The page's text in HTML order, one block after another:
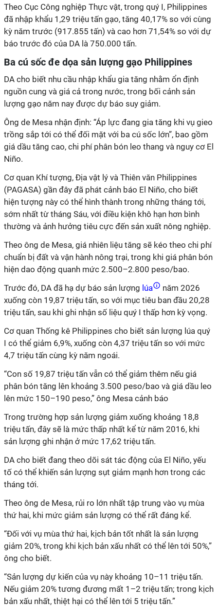
Theo Cục Công nghiệp Thực vật, trong quý I, Philippines
đã nhập khẩu 1,29 triệu tấn gạo, tăng 40,17% so với cùng
kỳ năm trước (917.855 tấn) và cao hơn 71,54% so với dự
báo trước đó của DA là 750.000 tấn.
Ba cú sốc đe dọa sản lượng gạo Philippines
DA cho biết nhu cầu nhập khẩu gia tăng nhằm ổn định
nguồn cung và giá cả trong nước, trong bối cảnh sản
lượng gạo năm nay được dự báo suy giảm.
Ông de Mesa nhận định: “Áp lực đang gia tăng khi vụ gieo
trồng sắp tới có thể đối mặt với ba cú sốc lớn”, bao gồm
giá dầu tăng cao, chi phí phân bón leo thang và nguy cơ El
Niño.
Cơ quan Khí tượng, Địa vật lý và Thiên văn Philippines
(PAGASA) gần đây đã phát cảnh báo El Niño, cho biết
hiện tượng này có thể hình thành trong những tháng tới,
sớm nhất từ tháng Sáu, với điều kiện khô hạn hơn bình
thường và ảnh hưởng tiêu cực đến sản xuất nông nghiệp.
Theo ông de Mesa, giá nhiên liệu tăng sẽ kéo theo chi phí
chuẩn bị đất và vận hành nông trại, trong khi giá phân bón
hiện dao động quanh mức 2.500–2.800 peso/bao.
Trước đó, DA đã hạ dự báo sản lượng lúa
năm 2026
xuống còn 19,87 triệu tấn, so với mục tiêu ban đầu 20,28
triệu tấn, sau khi ghi nhận số liệu quý I thấp hơn kỳ vọng.
Cơ quan Thống kê Philippines cho biết sản lượng lúa quý
I có thể giảm 6,9%, xuống còn 4,37 triệu tấn so với mức
4,7 triệu tấn cùng kỳ năm ngoái.
“Con số 19,87 triệu tấn vẫn có thể giảm thêm nếu giá
phân bón tăng lên khoảng 3.500 peso/bao và giá dầu leo
lên mức 150–190 peso,” ông Mesa cảnh báo
Trong trường hợp sản lượng giảm xuống khoảng 18,8
triệu tấn, đây sẽ là mức thấp nhất kể từ năm 2016, khi
sản lượng ghi nhận ở mức 17,62 triệu tấn.
DA cho biết đang theo dõi sát tác động của El Niño, yếu
tố có thể khiến sản lượng sụt giảm mạnh hơn trong các
tháng tới.
Theo ông de Mesa, rủi ro lớn nhất tập trung vào vụ mùa
thứ hai, khi mức giảm sản lượng có thể rất đáng kể.
“Đối với vụ mùa thứ hai, kịch bản tốt nhất là sản lượng
giảm 20%, trong khi kịch bản xấu nhất có thể lên tới 50%,”
ông cho biết.
“Sản lượng dự kiến của vụ này khoảng 10–11 triệu tấn.
Nếu giảm 20% tương đương mất 1–2 triệu tấn; trong kịch
bản xấu nhất, thiệt hại có thể lên tới 5 triệu tấn.”